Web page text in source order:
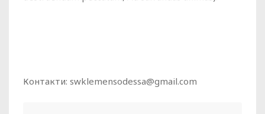
Контакти: swklemensodessa@gmail.com